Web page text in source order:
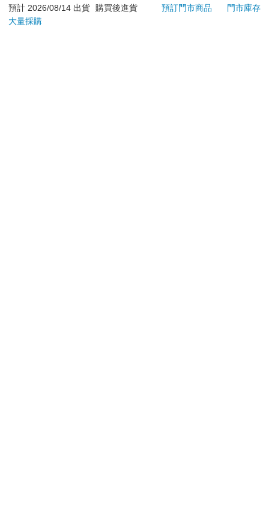
依據「消費者保護法」第19條及行政院消費者保護處公告之
「通訊交易解除權合理例外情事適用準則」，以下商品購買
預計 2026/08/14 出貨
購買後進貨 預訂門市商品
門市庫存
大量採購